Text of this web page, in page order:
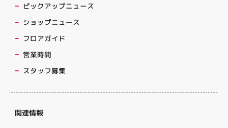
ピックアップニュース
ショップニュース
フロアガイド
営業時間
スタッフ募集
関連情報